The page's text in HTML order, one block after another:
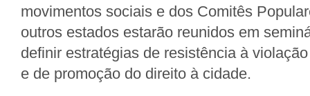
movimentos sociais e dos Comitês
outros estados estarão reunidos em
definir estratégias de resistência à
e de promoção do direito à cidade.